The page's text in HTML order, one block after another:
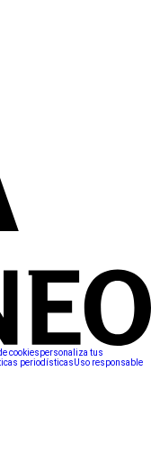
cookiespersonaliza tus
periodísticasUso responsable